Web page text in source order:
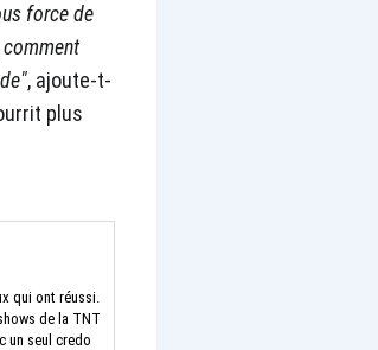
force de
, ajoute-t-
plus
qui ont réussi.
de la TNT
un seul credo